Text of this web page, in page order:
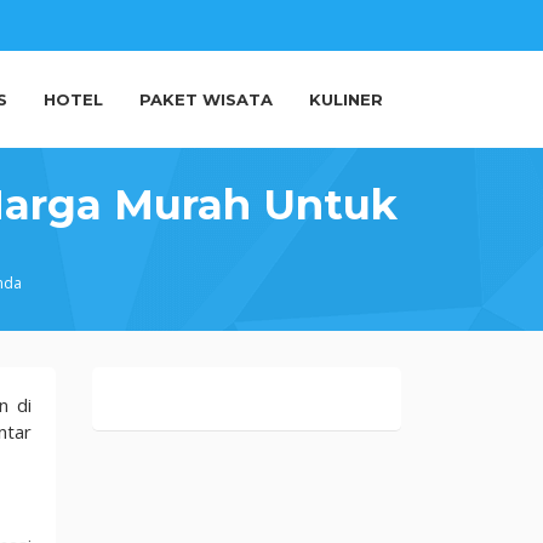
HOTEL PAKET WISATA KULINER
Murah Untuk
di